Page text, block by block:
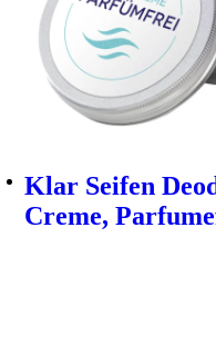
Klar Seifen
Creme,